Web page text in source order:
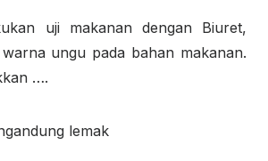
uji makanan dengan Biuret,
ungu pada bahan makanan.
….
lemak